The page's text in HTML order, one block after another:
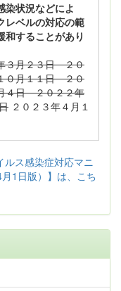
染状況などによ
レベルの対応の範
和することがあり
３月２３日 ２０
０月１１日 ２０
４日 ２０２２年
２０２３年４月１
ルス感染症対応マニ
1日版）】は、こち